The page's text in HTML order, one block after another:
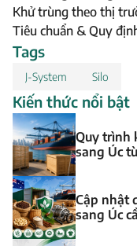
Khử trùng theo thị
Tiêu chuẩn & Quy
Tags
J-System Silo
Kiến thức nổi bật
Quy trình
sang Úc
Cập nhật
sang Úc